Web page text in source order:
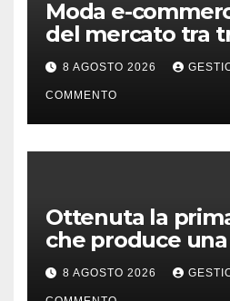
Moda e-
del mercato tra
second hand
8 AGOSTO 2026
COMMENTO
Ottenuta la
che produce
chiave della
8 AGOSTO 2026